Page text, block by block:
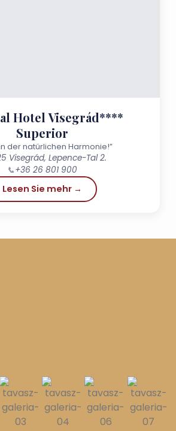
Hotel Visegrád****
Superior
der natürlichen Harmonie!”
Visegrád, Lepence-Tal 2.
📞+36 26 801 900
Lesen Sie mehr →